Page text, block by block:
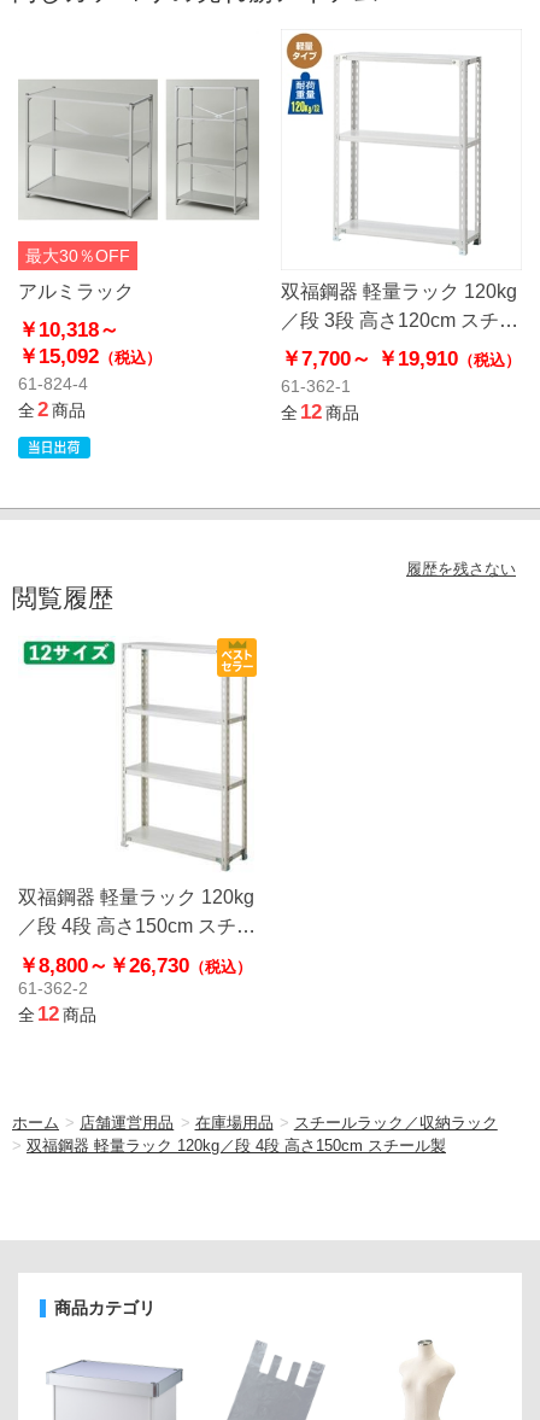
最大30％OFF
アルミラック
￥10,318～
￥15,092 （税込）
61-824-4
全2商品
双福鋼器 軽量ラック 120kg
／段 3段 高さ120cm スチー
ル製
￥7,700～ ￥19,910（税込）
61-362-1
全12商品
履歴を残さない
閲覧履歴
双福鋼器 軽量ラック 120kg
／段 4段 高さ150cm スチー
ル製
￥8,800～ ￥26,730 （税込）
61-362-2
全12商品
ホーム > 店舗運営用品 > 在庫場用品 > スチールラック／収納ラック
> 双福鋼器 軽量ラック 120kg／段 4段 高さ150cm スチール製
商品カテゴリ